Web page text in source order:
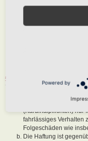
Du nimmst zur
GNU General Public
von phpBB Limited (
zur
insbesondere die
untersagen oder auf
5. GEWÄHRLEISTUNG
Der Betreiber haftet
und Gesundheit und
(Kardinalpflichten) nur
fahrlässiges Verhalten
Folgeschäden wie
Die Haftung ist
Powered by